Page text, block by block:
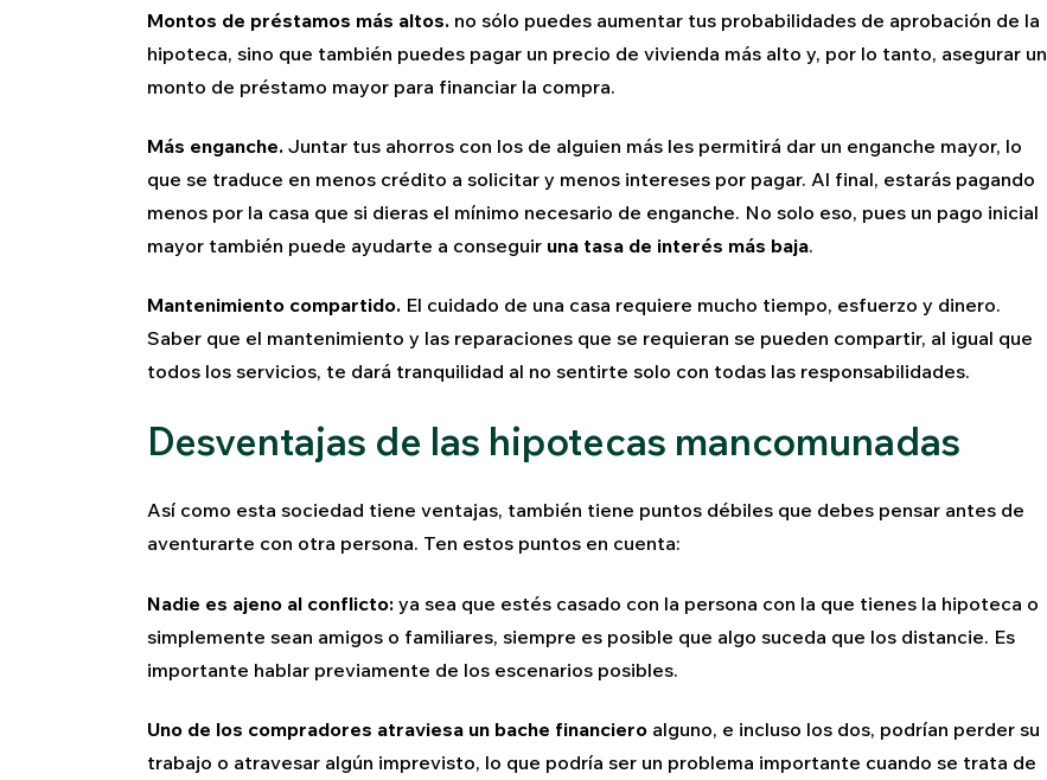
Montos de préstamos más altos. no sólo puedes aumentar tus probabilidades de aprobación de la
hipoteca, sino que también puedes pagar un precio de vivienda más alto y, por lo tanto, asegurar un
monto de préstamo mayor para financiar la compra.
Más enganche. Juntar tus ahorros con los de alguien más les permitirá dar un enganche mayor, lo
que se traduce en menos crédito a solicitar y menos intereses por pagar. Al final, estarás pagando
menos por la casa que si dieras el mínimo necesario de enganche. No solo eso, pues un pago inicial
mayor también puede ayudarte a conseguir una tasa de interés más baja.
Mantenimiento compartido. El cuidado de una casa requiere mucho tiempo, esfuerzo y dinero.
Saber que el mantenimiento y las reparaciones que se requieran se pueden compartir, al igual que
todos los servicios, te dará tranquilidad al no sentirte solo con todas las responsabilidades.
Desventajas de las hipotecas mancomunadas
Así como esta sociedad tiene ventajas, también tiene puntos débiles que debes pensar antes de
aventurarte con otra persona. Ten estos puntos en cuenta:
Nadie es ajeno al conflicto: ya sea que estés casado con la persona con la que tienes la hipoteca o
simplemente sean amigos o familiares, siempre es posible que algo suceda que los distancie. Es
importante hablar previamente de los escenarios posibles.
Uno de los compradores atraviesa un bache financiero alguno, e incluso los dos, podrían perder su
trabajo o atravesar algún imprevisto, lo que podría ser un problema importante cuando se trata de